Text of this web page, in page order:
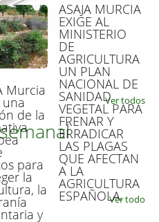
Ver todos
Ver todo
Murcia
una
de la
para
la
la
y
ASAJA MURCIA
EXIGE AL
MINISTERIO
DE
AGRICULTURA
UN PLAN
NACIONAL DE
SANIDAD
VEGETAL PARA
FRENAR Y
ERRADICAR
LAS PLAGAS
QUE AFECTAN
A LA
AGRICULTURA
ESPAÑOLA.